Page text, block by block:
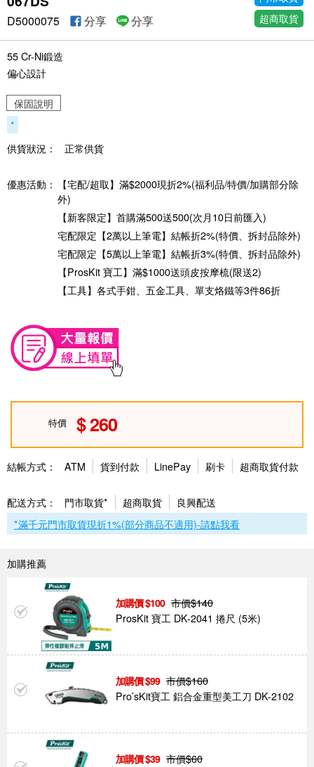
超商取貨
D5000075 分享 分享
55 Cr-Ni鍛造
偏心設計
保固說明
*
供貨狀況：
正常供貨
優惠活動：
【宅配/超取】滿$2000現折2%(福利品/特價/加購部分除
外)
【新客限定】首購滿500送500(次月10日前匯入)
宅配限定【2萬以上筆電】結帳折2%(特價、拆封品除外)
宅配限定【5萬以上筆電】結帳折3%(特價、拆封品除外)
【ProsKit 寶工】滿$1000送頭皮按摩梳(限送2)
【工具】各式手鉗、五金工具、單支烙鐵等3件86折
特價 260
結帳方式： ATM 貨到付款 LinePay 刷卡 超商取貨付款
配送方式： 門市取貨* 超商取貨
良興配送
*滿千元門市取貨現折1%(部分商品不適用)-請點我看
加購推薦
100 市價$140
ProsKit 寶工 DK-2041 捲尺 (5米)
99 市價$160
Pro’sKit寶工 鋁合金重型美工刀 DK-2102
39 市價$60